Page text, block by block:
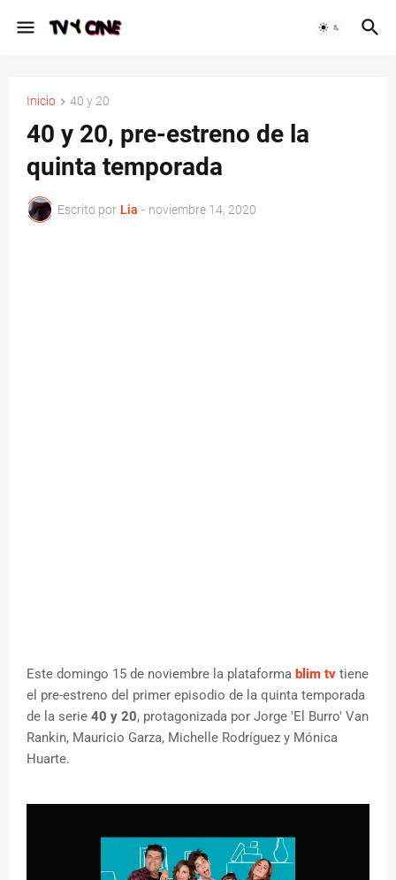
Inicio 40 y 20
40 y 20, pre-estreno de la
quinta temporada
Escrito por Lia - noviembre 14, 2020
Este domingo 15 de noviembre la plataforma blim tv tiene
el pre-estreno del primer episodio de la quinta temporada
de la serie 40 y 20, protagonizada por Jorge 'El Burro' Van
Rankin, Mauricio Garza, Michelle Rodríguez y Mónica
Huarte.